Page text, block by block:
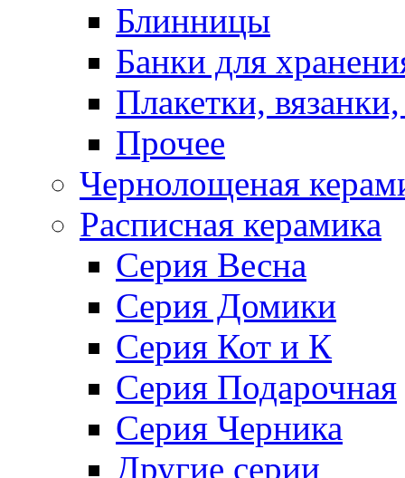
Блинницы
Банки для
Плакетки,
Прочее
Чернолощеная
Расписная керамика
Серия Весна
Серия Домики
Серия Кот и К
Серия Подарочная
Серия Черника
Другие серии